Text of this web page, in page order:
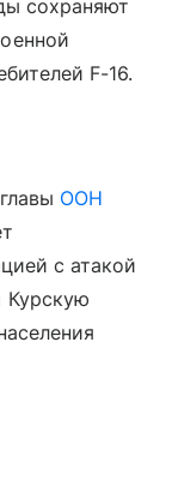
сохраняют
F-16.
ООН
с атакой
Курскую